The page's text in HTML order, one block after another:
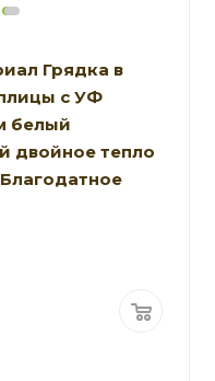
Грядка в
с УФ
белый
двойное тепло